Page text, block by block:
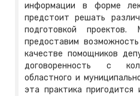
информации в форме
предстоит решать
подготовкой
предоставим
качестве помощников
договоренность с
областного и
эта практика